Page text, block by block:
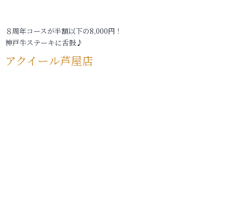
８周年コースが半額以下の8,000円！
神戸牛ステーキに舌鼓♪
アクイール芦屋店